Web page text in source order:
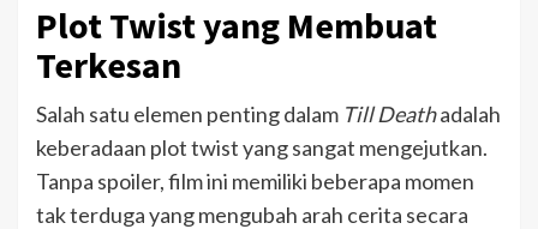
Plot Twist yang Membuat
Terkesan
Salah satu elemen penting dalam Till Deathadalah
keberadaan plot twist yang sangat mengejutkan.
Tanpa spoiler, film ini memiliki beberapa momen
tak terduga yang mengubah arah cerita secara